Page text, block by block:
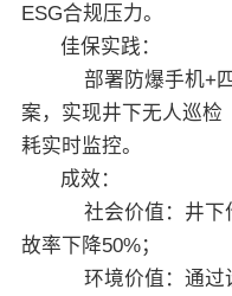
ESG合规压力。
佳保实践：
部署防爆手机+
案，实现井下无人巡检
耗实时监控。
成效：
社会价值：井下
故率下降50%；
环境价值：通过